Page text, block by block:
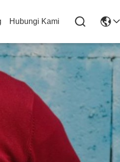
Hubungi Kami